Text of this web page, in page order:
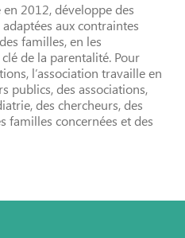
2012, développe des
aux contraintes
familles, en les
de la parentalité. Pour
l’association travaille en
publics, des associations,
des chercheurs, des
familles concernées et des